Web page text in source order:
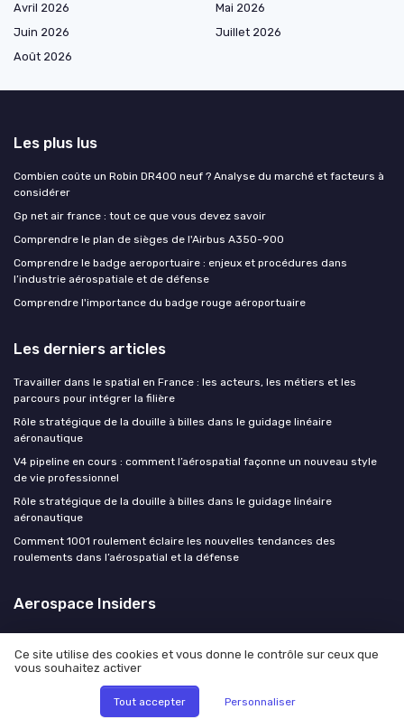
Avril 2026
Mai 2026
Juin 2026
Juillet 2026
Août 2026
Les plus lus
Combien coûte un Robin DR400 neuf ? Analyse du marché et facteurs à
considérer
Gp net air france : tout ce que vous devez savoir
Comprendre le plan de sièges de l'Airbus A350-900
Comprendre le badge aeroportuaire : enjeux et procédures dans
l’industrie aérospatiale et de défense
Comprendre l'importance du badge rouge aéroportuaire
Les derniers articles
Travailler dans le spatial en France : les acteurs, les métiers et les
parcours pour intégrer la filière
Rôle stratégique de la douille à billes dans le guidage linéaire
aéronautique
V4 pipeline en cours : comment l’aérospatial façonne un nouveau style
de vie professionnel
Rôle stratégique de la douille à billes dans le guidage linéaire
aéronautique
Comment 1001 roulement éclaire les nouvelles tendances des
roulements dans l’aérospatial et la défense
Aerospace Insiders
© Aerospace Insiders 2026
Ce site utilise des cookies et vous donne le contrôle sur ceux que
vous souhaitez activer
Tout accepter Personnaliser